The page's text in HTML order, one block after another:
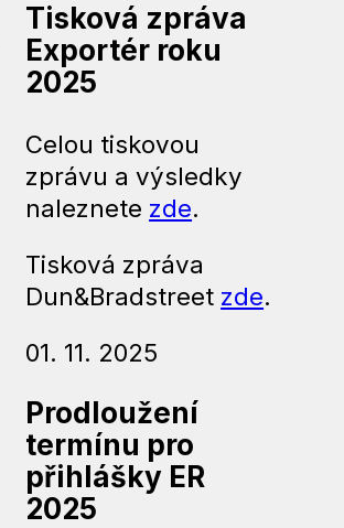
Tisková zpráva
Exportér roku
2025
Celou tiskovou
zprávu a výsledky
naleznete zde.
Tisková zpráva
Dun&Bradstreet zde.
01. 11. 2025
Prodloužení
termínu pro
přihlášky ER
2025